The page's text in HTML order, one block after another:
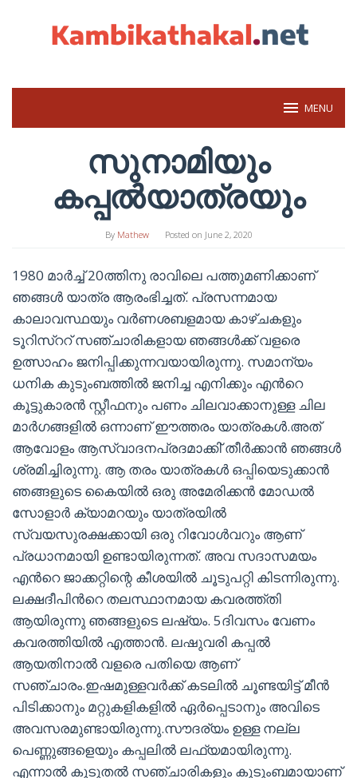
MENU
സുനാമിയും
കപ്പൽയാത്രയും
By Mathew Posted on June 2, 2020
1980 മാർച്ച് 20ത്തിനു രാവിലെ പത്തുമണിക്കാണ്
ഞങ്ങൾ യാത്ര ആരംഭിച്ചത്. പ്രസന്നമായ
കാലാവസ്ഥയും വർണശബളമായ കാഴ്ചകളും
ടൂറിസ്ററ് സഞ്ചാരികളായ ഞങ്ങൾക്ക് വളരെ
ഉത്സാഹം ജനിപ്പിക്കുന്നവയായിരുന്നു. സമാന്യം
ധനിക കുടുംബത്തിൽ ജനിച്ച എനിക്കും എന്‍റെ
കൂട്ടുകാരൻ സ്റ്റീഫനും പണം ചിലവാക്കാനുള്ള ചില
മാർഗങ്ങളിൽ ഒന്നാണ് ഈത്തരം യാത്രകൾ.അത്
ആവോളം ആസ്വാദനപ്രദമാക്കി് തീർക്കാൻ ഞങ്ങൾ
ശ്രമിച്ചിരുന്നു. ആ തരം യാത്രകൾ ഒപ്പിയെടുക്കാൻ
ഞങ്ങളുടെ കൈയിൽ ഒരു അമേരിക്കൻ മോഡൽ
സോളാർ ക്യാമറയും യാത്രയിൽ
സ്വയസുരക്ഷക്കായി ഒരു റിവോൾവറും ആണ്
പ്രധാനമായി ഉണ്ടായിരുന്നത്. അവ സദാസമയം
എന്‍റെ ജാക്കറ്റിന്റെ കീശയിൽ ചൂടുപറ്റി കിടന്നിരുന്നു.
ലക്ഷദീപിന്‍റെ തലസ്ഥാനമായ കവരത്ത്തി
ആയിരുന്നു ഞങ്ങളുടെ ലഷ്യം. 5ദിവസം വേണം
കവരത്തിയിൽ എത്താൻ. ലഷുവരി കപ്പൽ
ആയതിനാൽ വളരെ പതിയെ ആണ്
സഞ്ചാരം.ഇഷമുള്ളവർക്ക് കടലിൽ ചൂണ്ടയിട്ട് മീൻ
പിടിക്കാനും മറ്റുകളികളിൽ ഏർപ്പെടാനും അവിടെ
അവസരമുണ്ടായിരുന്നു.സൗദര്യം ഉള്ള നല്ല
പെണ്ണുങ്ങളെയും കപ്പലിൽ ലഫ്യമായിരുന്നു.
എന്നാൽ കൂടുതൽ സഞ്ചാരികളും കുടുംബമായാണ്